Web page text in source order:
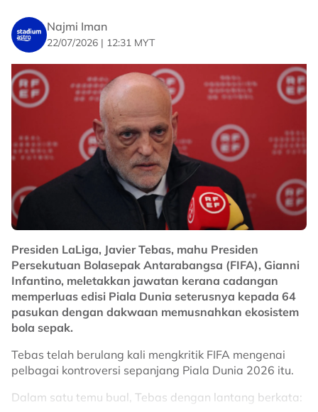
Najmi Iman
22/07/2026 | 12:31 MYT
Presiden LaLiga, Javier Tebas, mahu Presiden
Persekutuan Bolasepak Antarabangsa (FIFA), Gianni
Infantino, meletakkan jawatan kerana cadangan
memperluas edisi Piala Dunia seterusnya kepada 64
pasukan dengan dakwaan memusnahkan ekosistem
bola sepak.
Tebas telah berulang kali mengkritik FIFA mengenai
pelbagai kontroversi sepanjang Piala Dunia 2026 itu.
Dalam satu temu bual, Tebas dengan lantang berkata: